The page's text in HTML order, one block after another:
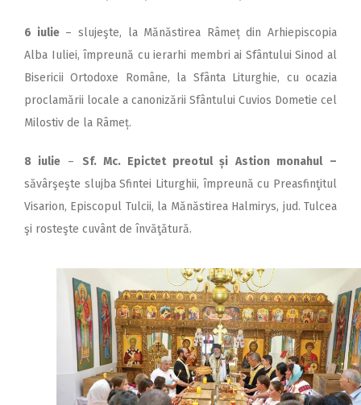
6 iulie– slujeşte, la Mănăstirea Râmeț din Arhiepiscopia
Alba Iuliei, împreună cu ierarhi membri ai Sfântului Sinod al
Bisericii Ortodoxe Române, la Sfânta Liturghie, cu ocazia
proclamării locale a canonizării Sfântului Cuvios Dometie cel
Milostiv de la Râmeț.
8 iulie – Sf. Mc. Epictet preotul și Astion monahul –
săvârşeşte slujba Sfintei Liturghii, împreună cu Preasfinţitul
Visarion, Episcopul Tulcii, la Mănăstirea Halmirys, jud. Tulcea
şi rosteşte cuvânt de învăţătură.